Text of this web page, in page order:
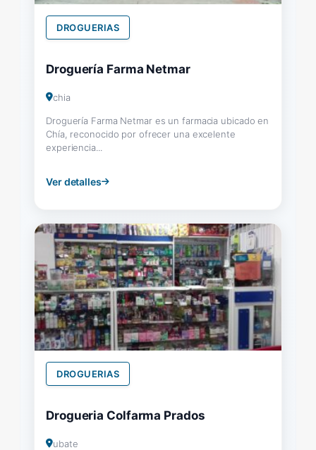
DROGUERIAS
Droguería Farma Netmar
chia
Droguería Farma Netmar es un farmacia ubicado en
Chía, reconocido por ofrecer una excelente
experiencia...
Ver detalles
DROGUERIAS
Drogueria Colfarma Prados
ubate